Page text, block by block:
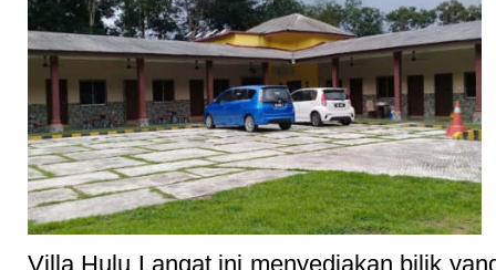
Villa Hulu Langat ini menyediakan bilik